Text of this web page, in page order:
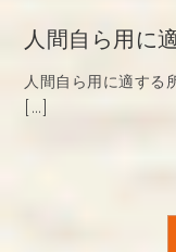
人間自ら用に
人間自ら用に適する
[…]